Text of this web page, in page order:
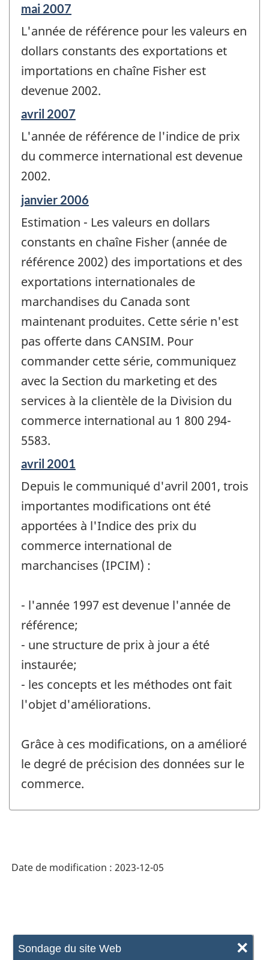
Sondage du site Web ×
Période
référence
de
-
mai 2007
L'année de référence pour les valeurs en
dollars constants des exportations et
importations en chaîne Fisher est
devenue 2002.
Période
référence
de
-
avril 2007
L'année de référence de l'indice de prix
du commerce international est devenue
2002.
Période
référence
de
-
janvier 2006
Estimation - Les valeurs en dollars
constants en chaîne Fisher (année de
référence 2002) des importations et des
exportations internationales de
marchandises du Canada sont
maintenant produites. Cette série n'est
pas offerte dans CANSIM. Pour
commander cette série, communiquez
avec la Section du marketing et des
services à la clientèle de la Division du
commerce international au 1 800 294-
5583.
Période
référence
de
changement
-
avril 2001
Depuis le communiqué d'avril 2001, trois
importantes modifications ont été
apportées à l'Indice des prix du
commerce international de
marchancises (IPCIM) :
- l'année 1997 est devenue l'année de
référence;
- une structure de prix à jour a été
instaurée;
- les concepts et les méthodes ont fait
l'objet d'améliorations.
Grâce à ces modifications, on a amélioré
le degré de précision des données sur le
commerce.
Date de modification : 2023-12-05